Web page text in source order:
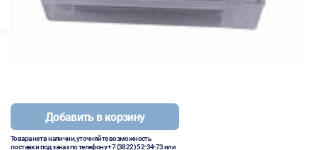
Добавить в корзину
Товара нет в наличии, уточняйте возможность
поставки под заказ по телефону+7 (3822) 52-34-73или